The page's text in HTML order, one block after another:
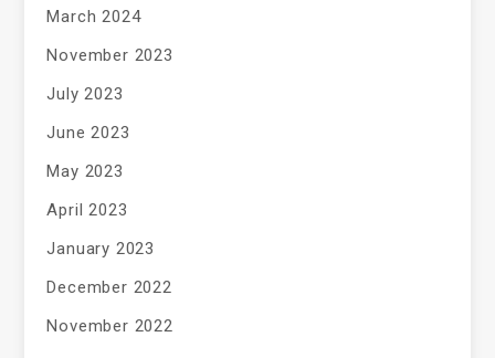
March 2024
November 2023
July 2023
June 2023
May 2023
April 2023
January 2023
December 2022
November 2022